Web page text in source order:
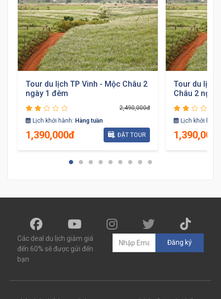
Tour du lịch TP Vinh - Mộc Châu 2
ngày 1 đêm
2,490,000đ
Lịch khởi hành: Hàng tuần
1,390,000đ ĐẶT TOUR
Tour du lịch
Châu 2 ngày
Lịch khởi
Các deal du lịch giảm giá
đến 60% sẽ được gửi đến
bạn
Đăng ký